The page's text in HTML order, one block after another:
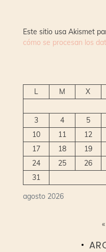
Este sitio usa Akismet
cómo se procesan los
agosto 2026
L M X
3
4 5
10
11 12
17
18 19
24
25 26
31